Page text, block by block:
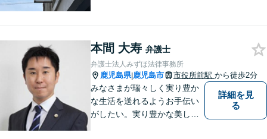
合わせも受け付けておりま
す。お気軽にご相談くださ
い。
本間 大寿 弁護士
弁護士法人みずほ法律事務所
鹿児島県|鹿児島市 市役所前駅 から徒歩2分
みなさまが瑞々しく実り豊か
な生活を送れるようお手伝い
がしたい。実り豊かな美しい
詳細を見
る